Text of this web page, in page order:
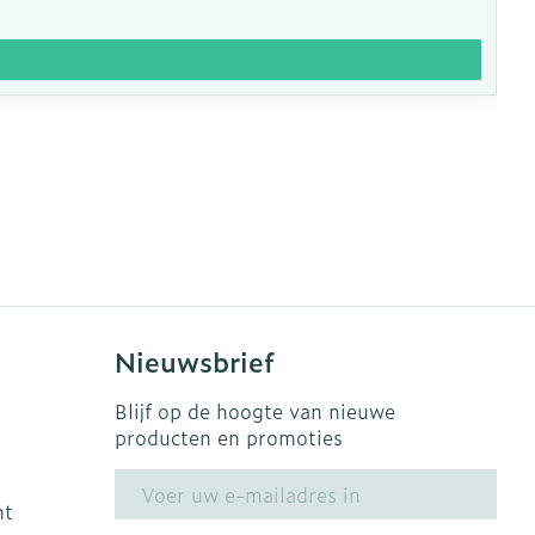
Nieuwsbrief
Blijf op de hoogte van nieuwe
producten en promoties